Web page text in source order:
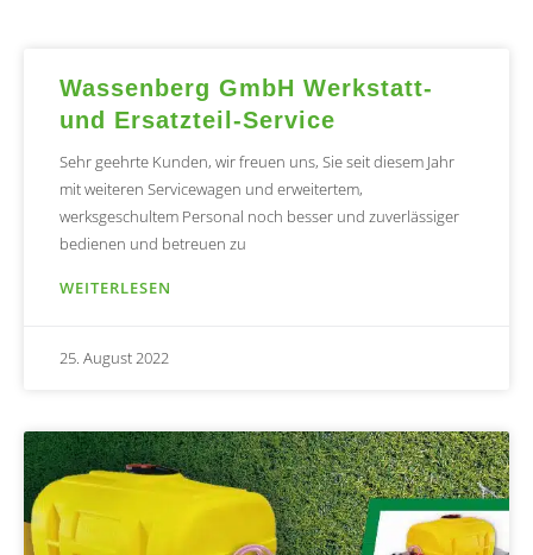
Wassenberg GmbH Werkstatt-
und Ersatzteil-Service
Sehr geehrte Kunden, wir freuen uns, Sie seit diesem Jahr
mit weiteren Servicewagen und erweitertem,
werksgeschultem Personal noch besser und zuverlässiger
bedienen und betreuen zu
WEITERLESEN
25. August 2022